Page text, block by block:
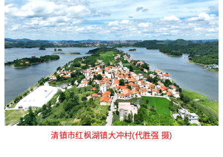
清镇市红枫湖镇大冲村(代胜强 摄)